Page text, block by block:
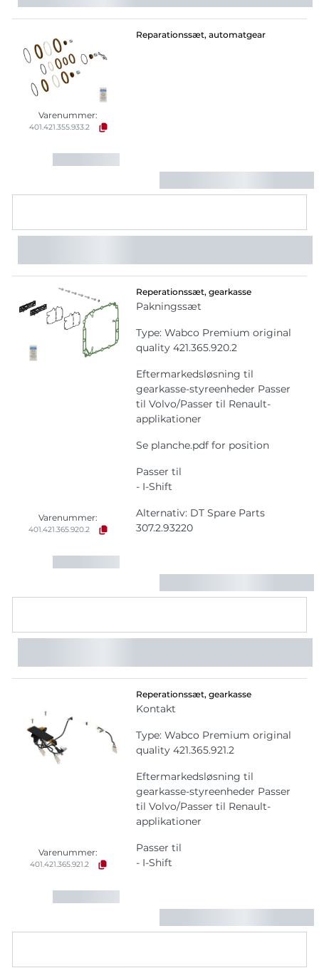
Varenummer:
401.421.355.933.2
Reparationssæt, automatgear
Varenummer:
401.421.365.920.2
Reperationssæt, gearkasse
Pakningssæt
Type: Wabco Premium original
quality 421.365.920.2
Eftermarkedsløsning til
gearkasse-styreenheder Passer
til Volvo/Passer til Renault-
applikationer
Se planche.pdf for position
Passer til
- I-Shift
Alternativ: DT Spare Parts
307.2.93220
Varenummer:
401.421.365.921.2
Reperationssæt, gearkasse
Kontakt
Type: Wabco Premium original
quality 421.365.921.2
Eftermarkedsløsning til
gearkasse-styreenheder Passer
til Volvo/Passer til Renault-
applikationer
Passer til
- I-Shift